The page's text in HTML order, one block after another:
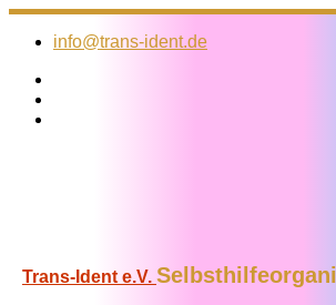
Zum
Inhalt
info@trans-ident.de
Trans-Ident e.V.